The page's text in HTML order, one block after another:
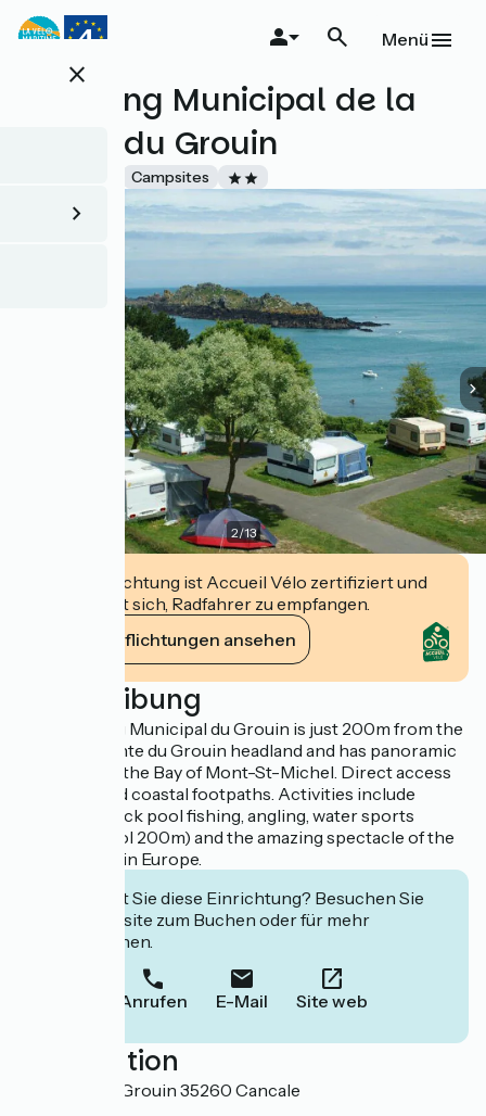
Direkt
zum
close
Menü
Camping Municipal de la
Pointe du Grouin
Campsites
2/13
Diese Einrichtung ist Accueil Vélo zertifiziert und
verpflichtet sich, Radfahrer zu empfangen.
Ihre Verpflichtungen ansehen
Beschreibung
The Camping Municipal du Grouin is just 200m from the
beautiful Pointe du Grouin headland and has panoramic
views across the Bay of Mont-St-Michel. Direct access
to the sea and coastal footpaths. Activities include
swimming, rock pool fishing, angling, water sports
(sailing school 200m) and the amazing spectacle of the
biggest tides in Europe.
Interessiert Sie diese Einrichtung? Besuchen Sie
deren Website zum Buchen oder für mehr
Informationen.
Anrufen E-Mail Site web
Localisation
La Pointe du Grouin 35260 Cancale